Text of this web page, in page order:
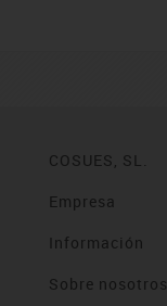
COSUES, SL.
Empresa
Información
Sobre nosotros